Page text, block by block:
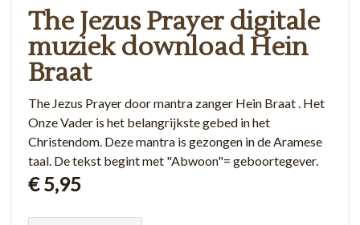
The Jezus Prayer digitale
muziek download Hein
Braat
The Jezus Prayer door mantra zanger Hein Braat . Het
Onze Vader is het belangrijkste gebed in het
Christendom. Deze mantra is gezongen in de Aramese
taal. De tekst begint met "Abwoon"= geboortegever.
€ 5,95